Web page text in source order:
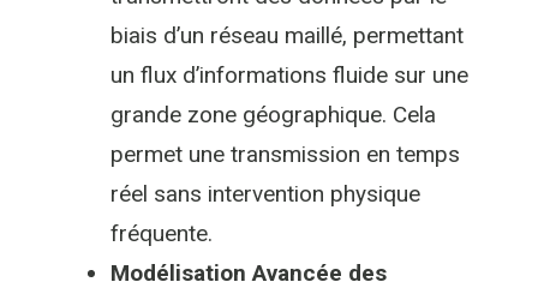
biais d’un réseau maillé, permettant
un flux d’informations fluide sur une
grande zone géographique. Cela
permet une transmission en temps
réel sans intervention physique
fréquente.
Modélisation Avancée des